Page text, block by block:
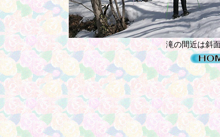
滝の間近は斜